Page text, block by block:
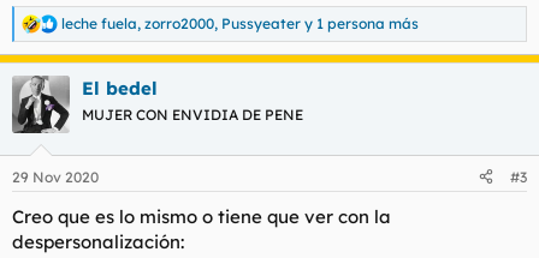
R
e
a
c
c
i
e
:
leche fuela, zorro2000, Pussyeater y 1 persona más
El bedel
MUJER CON ENVIDIA DE PENE
29 Nov 2020 #3
Creo que es lo mismo o tiene que ver con la
despersonalización: